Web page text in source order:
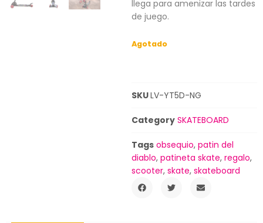
llega para amenizar las tardes
de juego.
Agotado
SKULV-YT5D-NG
Category SKATEBOARD
Tags obsequio, patin del
diablo, patineta skate, regalo,
scooter, skate, skateboard